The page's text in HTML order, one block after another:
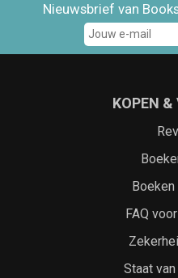
Nieuwsbrief van
KOPEN &
FAQ
Staat